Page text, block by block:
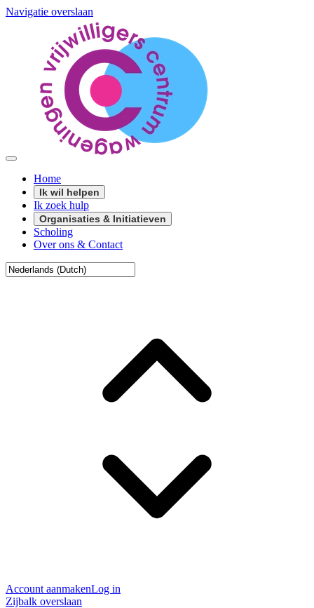
Navigatie overslaan
Home
Ik wil helpen
Ik zoek hulp
Organisaties & Initiatieven
Scholing
Over ons & Contact
Account aanmakenLog in
Zijbalk overslaan